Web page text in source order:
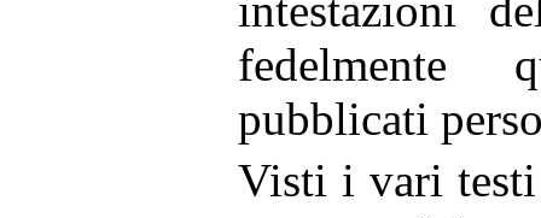
fedelmente
pubblicati
Visti i vari